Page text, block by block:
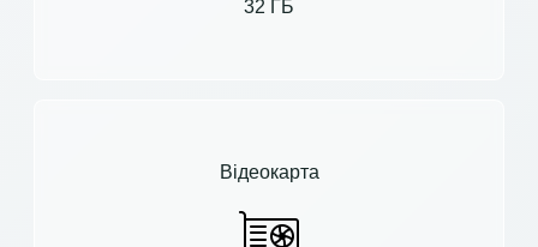
32 ГБ
Відеокарта